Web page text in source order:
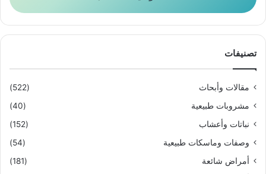
تصنيفات
مقالات وأبحاث
(522)
مشروبات طبيعية
(40)
نباتات وأعشاب
(152)
وصفات وماسكات طبيعية
(54)
أمراض شائعة
(181)